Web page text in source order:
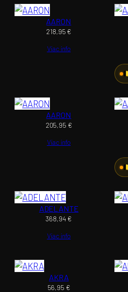
AARON
218,95 €
Viac info
AARON
205,95 €
Viac info
ADELANTE
368,94 €
Viac info
AKRA
56,95 €